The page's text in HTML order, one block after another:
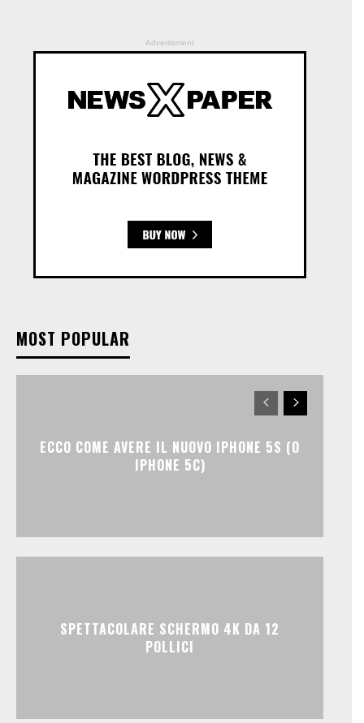
Advertisment
MOST POPULAR
ECCO COME AVERE IL NUOVO IPHONE 5S (O
IPHONE 5C)
SPETTACOLARE SCHERMO 4K DA 12
POLLICI